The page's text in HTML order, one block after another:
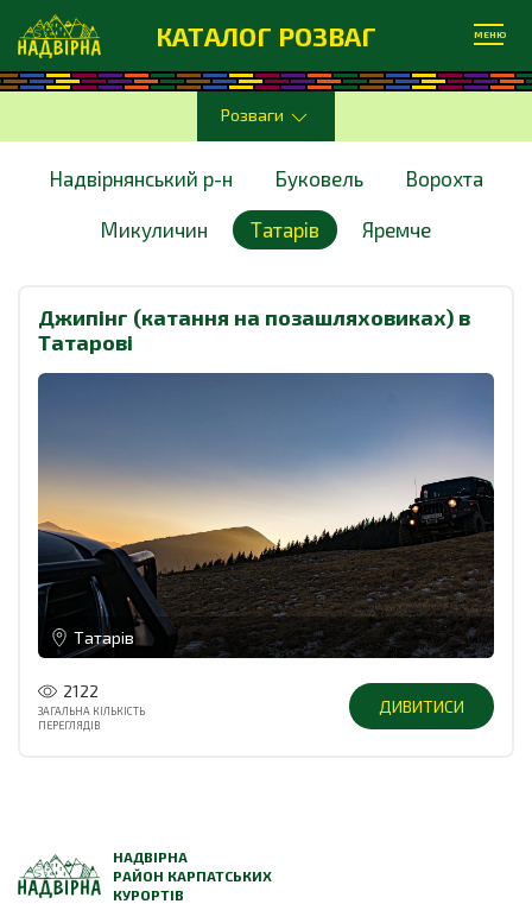
КАТАЛОГ РОЗВАГ МЕНЮ
Розваги
Надвірнянський р-н Буковель Ворохта
Микуличин Татарів Яремче
Джипінг (катання на позашляховиках) в
Татарові
Татарів
2122
ЗАГАЛЬНА КІЛЬКІСТЬ
ПЕРЕГЛЯДІВ
ДИВИТИСИ
НАДВІРНА
РАЙОН КАРПАТСЬКИХ
КУРОРТІВ